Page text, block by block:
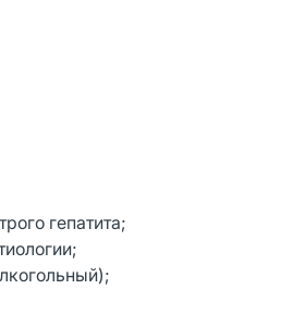
гепатита;